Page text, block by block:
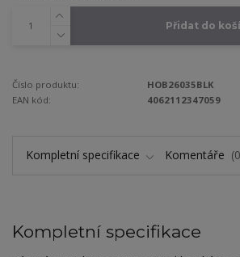
Přidat do
Číslo produktu:
HOB26035BLK
EAN kód:
4062112347059
Kompletní specifikace Komentáře 0
Kompletní specifikace